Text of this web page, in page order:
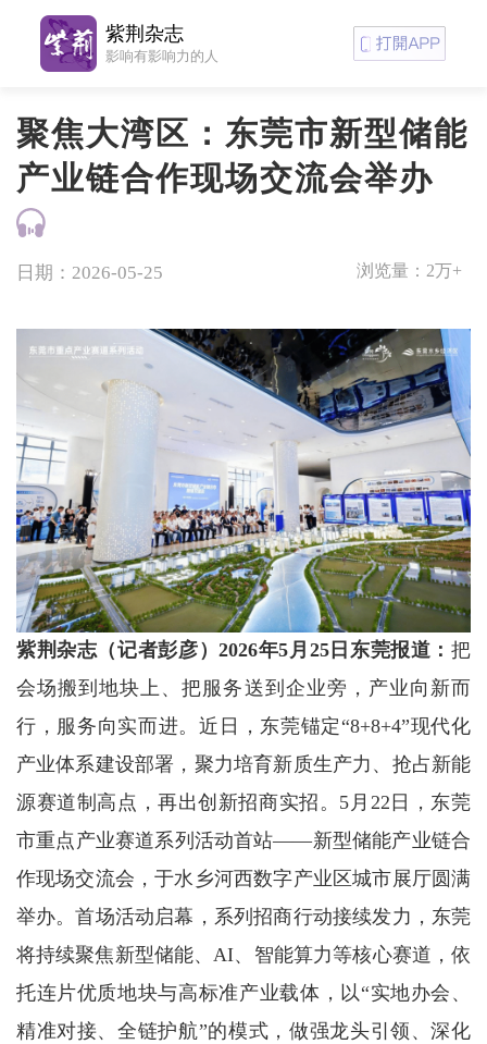
聚焦大湾区：东莞市新型储能
产业链合作现场交流会举办
日期：2026-05-25 浏览量： 2万+
紫荆杂志（记者彭彦）2026年5月25日东莞报道：把
会场搬到地块上、把服务送到企业旁，产业向新而
行，服务向实而进。近日，东莞锚定“8+8+4”现代化
产业体系建设部署，聚力培育新质生产力、抢占新能
源赛道制高点，再出创新招商实招。5月22日，东莞
市重点产业赛道系列活动首站——新型储能产业链合
作现场交流会，于水乡河西数字产业区城市展厅圆满
举办。首场活动启幕，系列招商行动接续发力，东莞
将持续聚焦新型储能、AI、智能算力等核心赛道，依
托连片优质地块与高标准产业载体，以“实地办会、
精准对接、全链护航”的模式，做强龙头引领、深化
紫荆杂志
影响有影响力的人